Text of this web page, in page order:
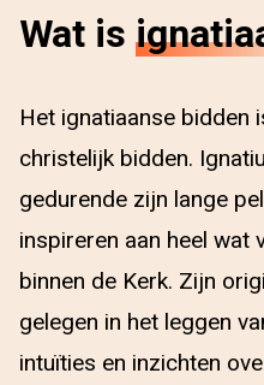
Wat is
Het ignatiaanse bidden
christelijk bidden.
gedurende zijn lange
inspireren aan heel wat
binnen de Kerk. Zijn
gelegen in het leggen
intuïties en inzichten